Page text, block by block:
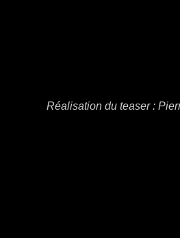
Réalisation du teaser :